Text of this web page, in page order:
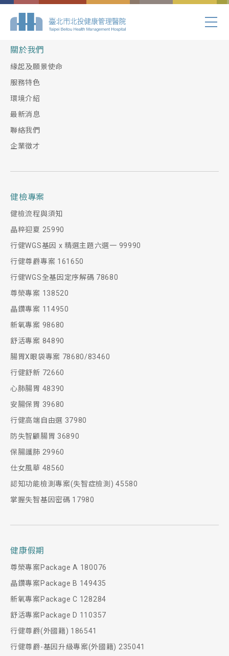
Index.php
關於我們
緣起及願景使命
服務特色
環境介紹
最新消息
聯絡我們
企業徵才
健檢專案
健檢流程與須知
晶粹迎夏 25990
行健WGS基因 x 精選主題六選一 99990
行健尊爵專案 161650
行健WGS全基因定序解碼 78680
尊榮專案 138520
晶鑽專案 114950
新氧專案 98680
舒活專案 84890
腸胃X眼袋專案 78680/83460
行健舒新 72660
心肺腸胃 48390
安腸保胃 39680
行健高端自由選 37980
防失智顧腸胃 36890
保腸護肺 29960
仕女風華 48560
認知功能檢測專案(失智症檢測) 45580
掌握失智基因密碼 17980
健康假期
尊榮專案Package A 180076
晶鑽專案Package B 149435
新氧專案Package C 128284
舒活專案Package D 110357
行健尊爵(外國籍) 186541
行健尊爵-基因升級專案(外國籍) 235041